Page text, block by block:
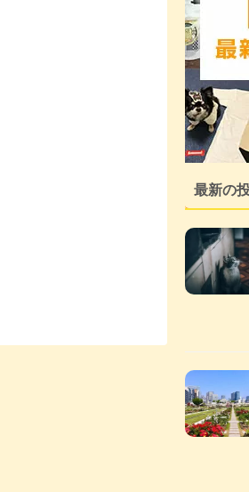
最新の